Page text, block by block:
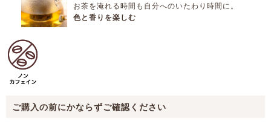
お茶を淹れる時間も自分へのいたわり時間に。
色と香りを楽しむ
ご購入の前にかならずご確認ください